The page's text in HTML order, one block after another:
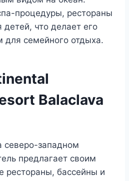
процедуры, рестораны
что делает его
семейного отдыха.
Balaclava
северо-западном
предлагает своим
рестораны, бассейны и